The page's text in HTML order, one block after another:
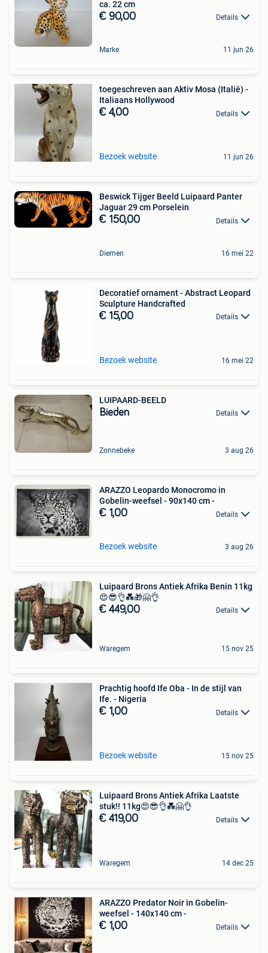
ca. 22 cm
€ 90,00 Details
Marke 11 jun 26
toegeschreven aan Aktiv Mosa (Italië) -
Italiaans Hollywood
€ 4,00 Details
Bezoek website 11 jun 26
Beswick Tijger Beeld Luipaard Panter
Jaguar 29 cm Porselein
€ 150,00 Details
Diemen 16 mei 22
Decoratief ornament - Abstract Leopard
Sculpture Handcrafted
€ 15,00 Details
Bezoek website 16 mei 22
LUIPAARD-BEELD
Bieden Details
Zonnebeke 3 aug 26
ARAZZO Leopardo Monocromo in
Gobelin-weefsel - 90x140 cm -
€ 1,00 Details
Bezoek website 3 aug 26
Luipaard Brons Antiek Afrika Benin 11kg
😍😎👌💑🎁🤗👌
€ 449,00 Details
Waregem 15 nov 25
Prachtig hoofd Ife Oba - In de stijl van
Ife. - Nigeria
€ 1,00 Details
Bezoek website 15 nov 25
Luipaard Brons Antiek Afrika Laatste
stuk!! 11kg😍😎👌💑🤗👌
€ 419,00 Details
Waregem 14 dec 25
ARAZZO Predator Noir in Gobelin-
weefsel - 140x140 cm -
€ 1,00 Details